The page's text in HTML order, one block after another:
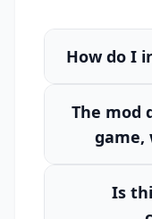
How do I
The mod
game,
Is